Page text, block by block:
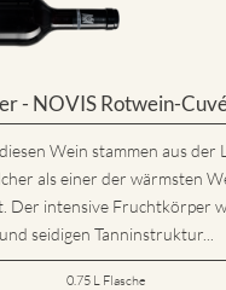
- NOVIS Rotwein-
Wein stammen aus der
als einer der wärmsten
Der intensive Fruchtkörper
seidigen Tanninstruktur...
0.75 L Flasche